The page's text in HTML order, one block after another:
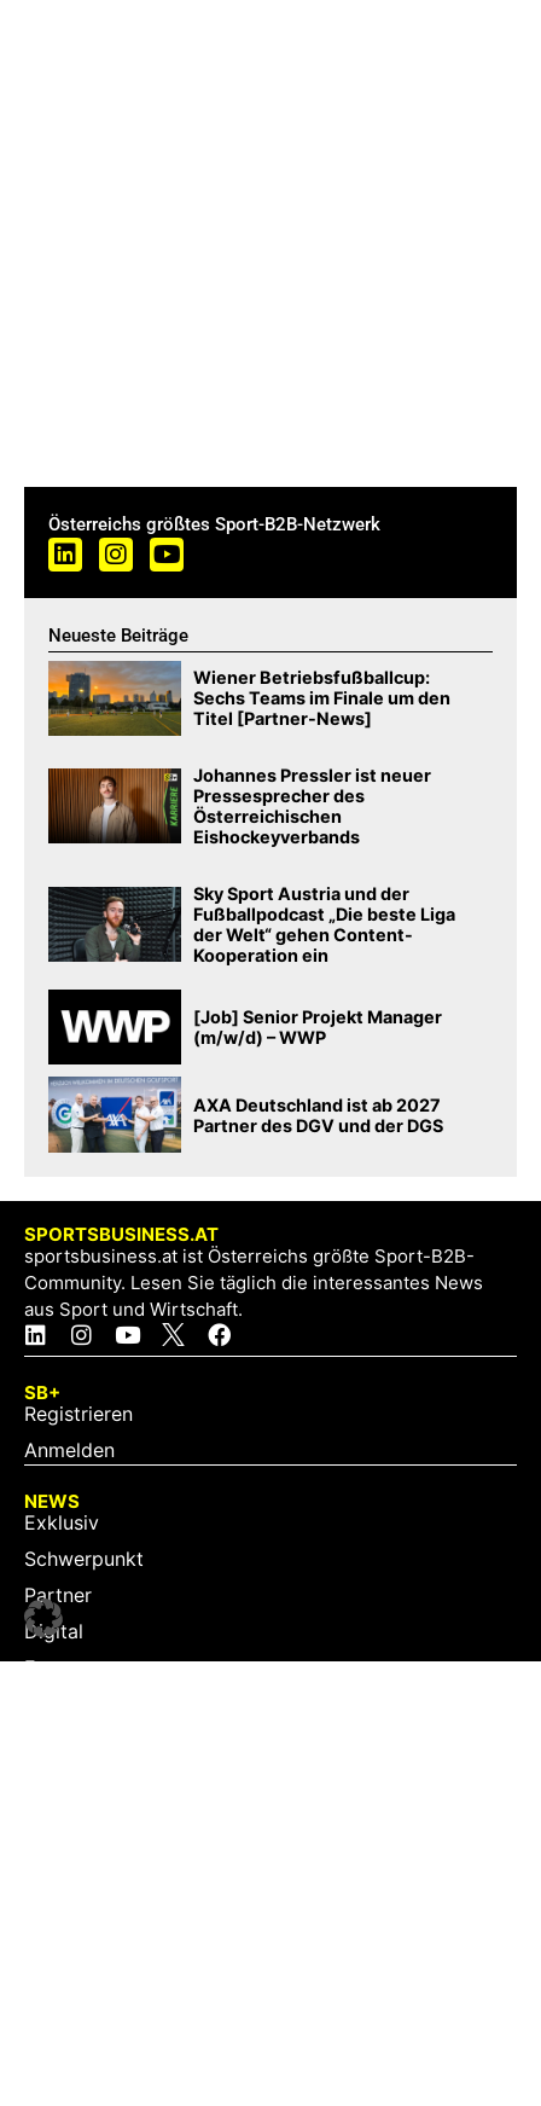
Österreichs größtes Sport-B2B-Netzwerk
Neueste Beiträge
Wiener Betriebsfußballcup:
Sechs Teams im Finale um den
Titel [Partner-News]
Johannes Pressler ist neuer
Pressesprecher des
Österreichischen
Eishockeyverbands
Sky Sport Austria und der
Fußballpodcast „Die beste Liga
der Welt“ gehen Content-
Kooperation ein
[Job] Senior Projekt Manager
(m/w/d) – WWP
AXA Deutschland ist ab 2027
Partner des DGV und der DGS
SPORTSBUSINESS.AT
sportsbusiness.at ist Österreichs größte Sport-B2B-
Community. Lesen Sie täglich die interessantes News
aus Sport und Wirtschaft.
SB+
Registrieren
Anmelden
NEWS
Exklusiv
Schwerpunkt
Partner
Digital
Events